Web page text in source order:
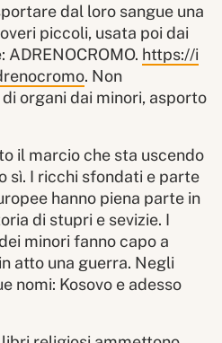
dal loro sangue una
piccoli, usata poi dai
https://i
. Non
organi dai minori, asporto
il marcio che sta uscendo
sì. I ricchi sfondati e parte
hanno piena parte in
di stupri e sevizie. I
minori fanno capo a
atto una guerra. Negli
nomi: Kosovo e adesso